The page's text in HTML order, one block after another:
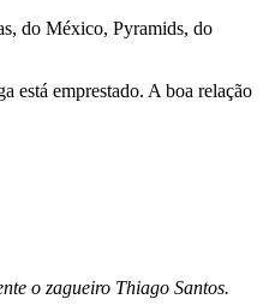
do México, Pyramids, do
está emprestado. A boa relação
o zagueiro Thiago Santos.